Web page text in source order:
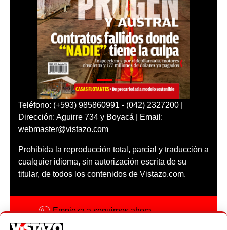
Teléfono: (+593) 985860991 - (042) 2327200 |
Dirección: Aguirre 734 y Boyacá | Email:
webmaster@vistazo.com
Prohibida la reproducción total, parcial y traducción a
cualquier idioma, sin autorización escrita de su
titular, de todos los contenidos de Vistazo.com.
Empieza a seguirnos ahora